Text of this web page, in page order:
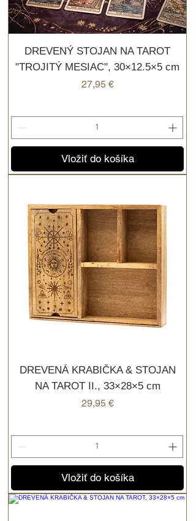
DREVENÝ STOJAN NA TAROT
"TROJITÝ MESIAC", 30×12.5×5 cm
Cena
27,95 €
Vložiť do košíka
DREVENÁ KRABIČKA & STOJAN
NA TAROT II., 33×28×5 cm
Cena
29,95 €
Vložiť do košíka